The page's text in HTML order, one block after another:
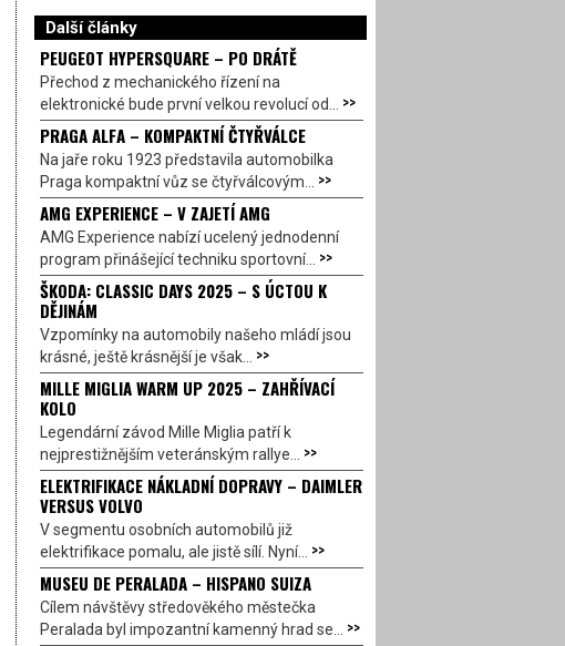
Další články
PEUGEOT HYPERSQUARE – PO DRÁTĚ
Přechod z mechanického řízení na
elektronické bude první velkou revolucí od... >>
PRAGA ALFA – KOMPAKTNÍ ČTYŘVÁLCE
Na jaře roku 1923 představila automobilka
Praga kompaktní vůz se čtyřválcovým... >>
AMG EXPERIENCE – V ZAJETÍ AMG
AMG Experience nabízí ucelený jednodenní
program přinášející techniku sportovní... >>
ŠKODA: CLASSIC DAYS 2025 – S ÚCTOU K
DĚJINÁM
Vzpomínky na automobily našeho mládí jsou
krásné, ještě krásnější je však... >>
MILLE MIGLIA WARM UP 2025 – ZAHŘÍVACÍ
KOLO
Legendární závod Mille Miglia patří k
nejprestižnějším veteránským rallye... >>
ELEKTRIFIKACE NÁKLADNÍ DOPRAVY – DAIMLER
VERSUS VOLVO
V segmentu osobních automobilů již
elektrifikace pomalu, ale jistě sílí. Nyní... >>
MUSEU DE PERALADA – HISPANO SUIZA
Cílem návštěvy středověkého městečka
Peralada byl impozantní kamenný hrad se... >>